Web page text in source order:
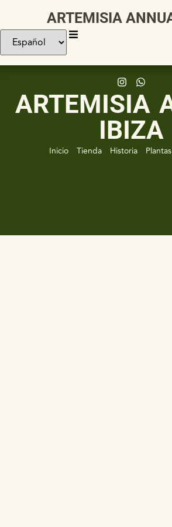
ARTEMISIA
ARTEMISIA
IBIZA
Inicio Tienda Historia Plantas